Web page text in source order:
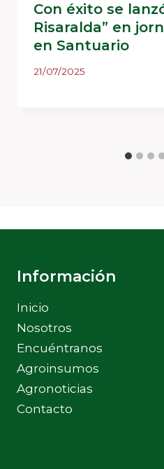
Con éxito se
Risaralda” en
en Santuario
21/07/2025
Información
Inicio
Nosotros
Encuéntranos
Agroinsumos
Agronoticias
Contacto